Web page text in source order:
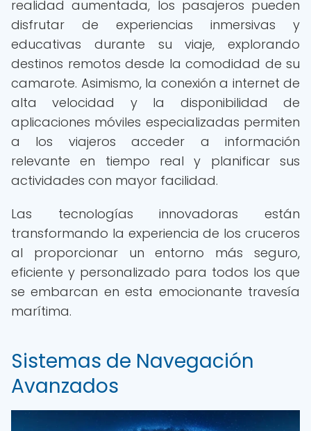
realidad aumentada, los pasajeros pueden
disfrutar de experiencias inmersivas y
educativas durante su viaje, explorando
destinos remotos desde la comodidad de su
camarote. Asimismo, la conexión a internet de
alta velocidad y la disponibilidad de
aplicaciones móviles especializadas permiten
a los viajeros acceder a información
relevante en tiempo real y planificar sus
actividades con mayor facilidad.
Las tecnologías innovadoras están
transformando la experiencia de los cruceros
al proporcionar un entorno más seguro,
eficiente y personalizado para todos los que
se embarcan en esta emocionante travesía
marítima.
Sistemas de Navegación
Avanzados